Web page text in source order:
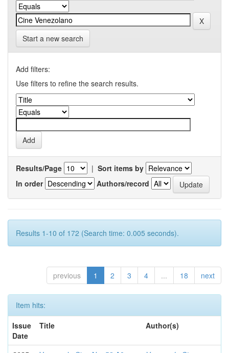
Start a new search
Add filters:
Use filters to refine the search results.
Results/Page | Sort items by
In order
Authors/record
Results 1-10 of 172 (Search time: 0.005 seconds).
previous 1 2 3 4 ... 18 next
Item hits:
Issue
Date
Title Author(s)